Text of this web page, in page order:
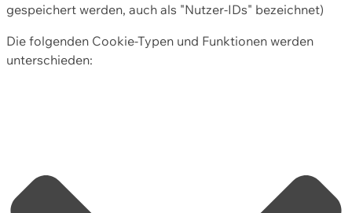
gespeichert werden, auch als "Nutzer-IDs" bezeichnet)
Die folgenden Cookie-Typen und Funktionen werden
unterschieden: